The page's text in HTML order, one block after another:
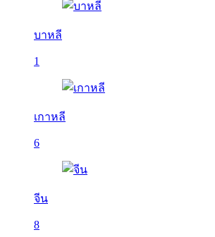
บาหลี
1
เกาหลี
6
จีน
8